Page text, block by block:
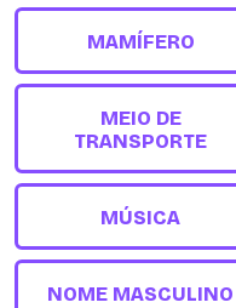
MAMÍFERO
MEIO DE
TRANSPORTE
MÚSICA
NOME MASCULINO